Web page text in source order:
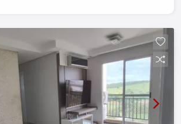
e molhado. Quadra de Tênis
Poliesportiva. Campo de Futebol
gramado natural. Salão de Festas
climatizado e equipado
sistema de som bluetooth e Wi-Fi
Churrasqueira. Salão de
Espaço Pet. Sistema interno